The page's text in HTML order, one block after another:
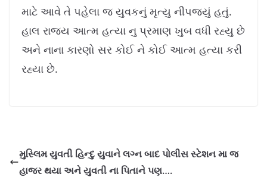
માટે આવે તે પહેલા જ યુવકનું મૃત્યુ નીપજ્યું હતું.
હાલ રાજ્ય આત્મ હત્યા નુ પ્રમાણ ખુબ વધી રહ્યુ છે
અને નાના કારણો સર કોઈ ને કોઈ આત્મ હત્યા કરી
રહ્યા છે.
મુસ્લિમ યુવતી હિન્દુ યુવાને લગ્ન બાદ પોલીસ સ્ટેશન મા જ
હાજર થયા અને યુવતી ના પિતાને પણ….